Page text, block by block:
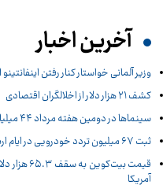
آخرین اخبار
وزیر آلمانی خواستار کنار رفتن
کشف ۲۱ هزار دلار از اخلالگران اقتصادی
سینماها در دومین هفته‌ مرداد ۴۴ میلیارد تومان فروختند
ثبت ۶۷ میلیون تردد خودرویی در ایام اربعین امسال
قیمت
آمریکا